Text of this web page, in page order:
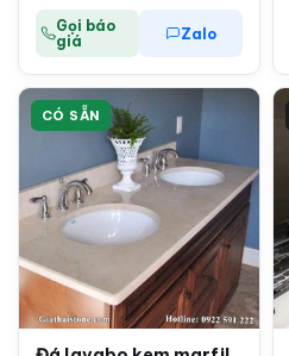
Gọi báo
giá
Zalo
CÓ SẴN